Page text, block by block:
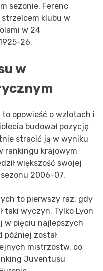
sezonie. Ferenc
klubu w
w 24
26.
w
opowieść o wzlotach i
budował pozycję
stracić ją w wyniku
rankingu krajowym
większość swojej
2006-07.
to pierwszy raz, gdy
taki wyczyn. Tylko Lyon
w pięciu najlepszych
później został
mistrzostw, co
Juventusu